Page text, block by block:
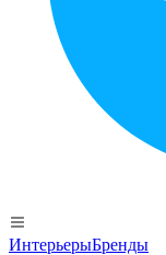
ИнтерьерыБренды